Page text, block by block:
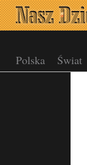
Polska Świat